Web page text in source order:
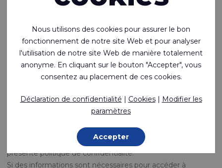
ce délai peut être porté à deux mois.
Article 8 - Obligations légales
En cas d'infraction à toute loi ou réglementation, dont un
données personnelles collectées par le contrôleur, elles lui
seront fournies après une demande explicite et motivée de
ces autorités, après quoi ces données personnelles ne
tombent plus sous la protection des dispositions de la
présente politique de confidentialité.
Si des informations sont nécessaires pour accéder à
Nous utilisons des cookies pour assurer le bon
fonctionnement de notre site Web et pour analyser
l'utilisation de notre site Web de manière totalement
anonyme. En cliquant sur le bouton "Accepter", vous
consentez au placement de ces cookies.
Déclaration de confidentialité | Cookies| Modifier les
paramètres
Accepter